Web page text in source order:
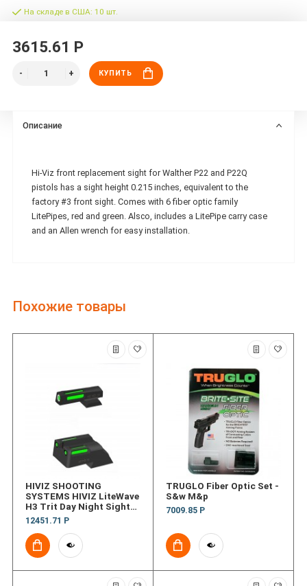
На складе в США: 10 шт.
3615.61 Р
КУПИТЬ
Описание
Hi-Viz front replacement sight for Walther P22 and P22Q
pistols has a sight height 0.215 inches, equivalent to the
factory #3 front sight. Comes with 6 fiber optic family
LitePipes, red and green. Alsco, includes a LitePipe carry case
and an Allen wrench for easy installation.
Похожие товары
HIVIZ SHOOTING
SYSTEMS HIVIZ LiteWave
H3 Trit Day Night Sight
Staccato P C2 w Fixed
12451.71 Р
TRUGLO Fiber Optic Set -
S&w M&p
7009.85 Р